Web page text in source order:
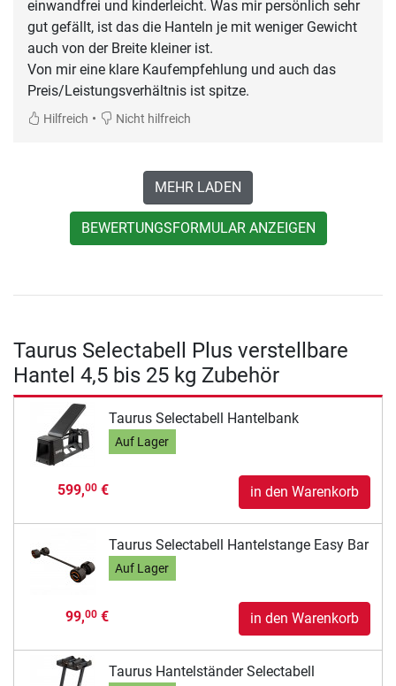
einwandfrei und kinderleicht. Was mir persönlich sehr
gut gefällt, ist das die Hanteln je mit weniger Gewicht
auch von der Breite kleiner ist.
Von mir eine klare Kaufempfehlung und auch das
Preis/Leistungsverhältnis ist spitze.
Hilfreich • Nicht hilfreich
MEHR LADEN
BEWERTUNGSFORMULAR ANZEIGEN
Taurus Selectabell Plus verstellbare
Hantel 4,5 bis 25 kg Zubehör
Taurus Selectabell Hantelbank
Auf Lager
599,00€ in den Warenkorb
Taurus Selectabell Hantelstange Easy Bar
Auf Lager
99,00€ in den Warenkorb
Taurus Hantelständer Selectabell